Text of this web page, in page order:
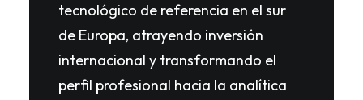
tecnológico de referencia en el sur
de Europa, atrayendo inversión
internacional y transformando el
perfil profesional hacia la analítica